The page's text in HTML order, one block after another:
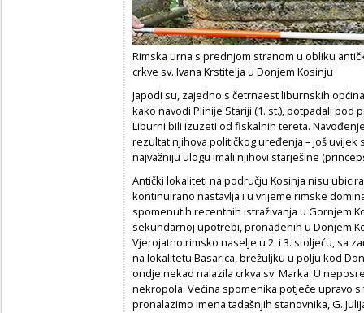
Rimska urna s prednjom stranom u obliku
crkve sv. Ivana Krstitelja u Donjem Kosinju
Japodi su, zajedno s četrnaest liburnskih
kako navodi Plinije Stariji (1. st.), potpadali pod
Liburni bili izuzeti od fiskalnih tereta.
rezultat njihova političkog uređenja – još
najvažniju ulogu imali njihovi starješine
Antički lokaliteti na području Kosinja nisu
kontinuirano nastavlja i u vrijeme rimske
spomenutih recentnih istraživanja u Gornjem
sekundarnoj upotrebi, pronađenih u Donjem
Vjerojatno rimsko naselje u 2. i 3. stoljeću, sa
na lokalitetu Basarica, brežuljku u polju kod
ondje nekad nalazila crkva sv. Marka. U
nekropola. Većina spomenika potječe upravo
pronalazimo imena tadašnjih stanovnika, G.